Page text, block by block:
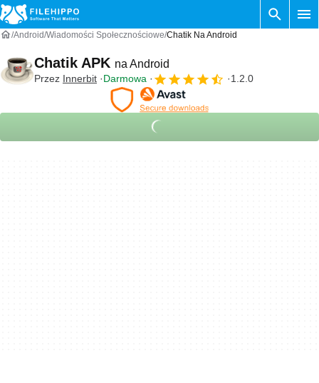
Android Wiadomości Społecznościowe Chatik Na Android
Chatik APK na Android
Przez Innerbit Darmowa 1.2.0